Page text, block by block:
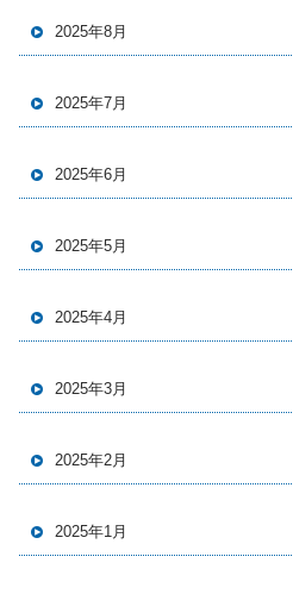
2025年8月
2025年7月
2025年6月
2025年5月
2025年4月
2025年3月
2025年2月
2025年1月